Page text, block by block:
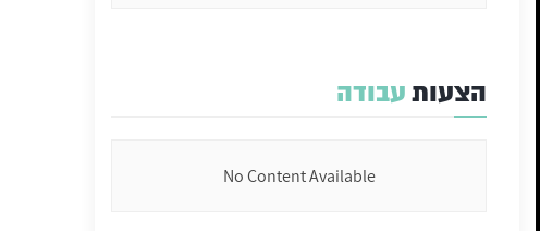
הצעותעבודה
No Content Available